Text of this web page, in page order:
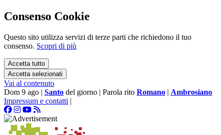
Consenso Cookie
Questo sito utilizza servizi di terze parti che richiedono il tuo
consenso. Scopri di più
Accetta tutto
Accetta selezionati
Vai al contenuto
Dom 9 ago | Santo del giorno | Parola rito Romano | Ambrosiano
Impressum e contatti |